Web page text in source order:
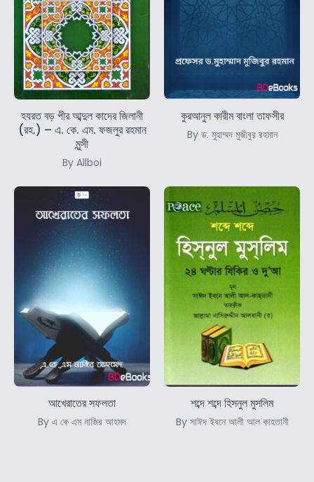
হযরত বড় পীর আব্দুল কাদের জিলানী
(রহ.) – এ. কে. এম. ফজলুর রহমান
মুন্সী
By Allboi
কুরআনুল কারীম বাংলা তাফসীর
By ড. মুহাম্মদ মুজীবুর রহমান
আখেরাতের সফলতা
By এ কে এম নাজির আহমদ
শব্দে শব্দে হিসনুল মুসলিম
By সাঈদ ইবনে আলী আল কাহতানী